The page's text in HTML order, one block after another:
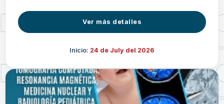
Ver más detalles
Inicio: 24 de July del 2026